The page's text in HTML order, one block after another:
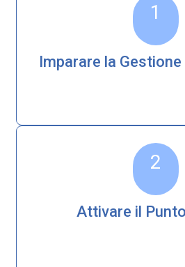
1
Imparare la
2
Attivare il